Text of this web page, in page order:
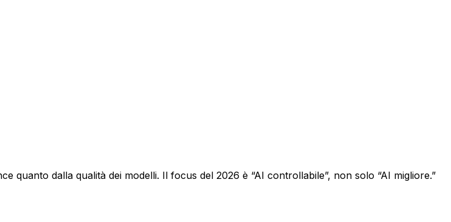
quanto dalla qualità dei modelli. Il focus del 2026 è “AI controllabile”, non solo “AI migliore.”